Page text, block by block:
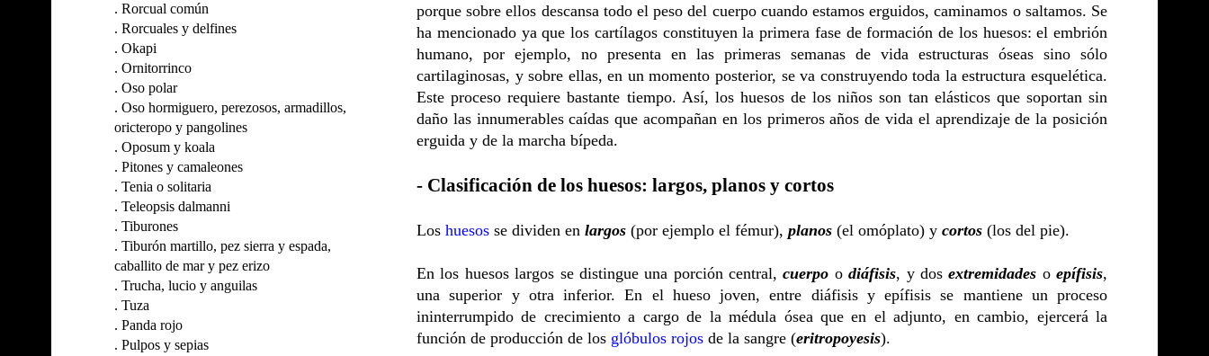
porque sobre ellos descansa todo el peso del cuerpo cuando estamos erguidos, caminamos o saltamos. Se
ha mencionado ya que los cartílagos constituyen la primera fase de formación de los huesos: el embrión
humano, por ejemplo, no presenta en las primeras semanas de vida estructuras óseas sino sólo
cartilaginosas, y sobre ellas, en un momento posterior, se va construyendo toda la estructura esquelética.
Este proceso requiere bastante tiempo. Así, los huesos de los niños son tan elásticos que soportan sin
daño las innumerables caídas que acompañan en los primeros años de vida el aprendizaje de la posición
erguida y de la marcha bípeda.
- Clasificación de los huesos: largos, planos y cortos
Los huesos se dividen en largos (por ejemplo el fémur), planos (el omóplato) y cortos (los del pie).
En los huesos largos se distingue una porción central,cuerpo odiáfisis, y dosextremidades o epífisis,
una superior y otra inferior. En el hueso joven, entre diáfisis y epífisis se mantiene un proceso
ininterrumpido de crecimiento a cargo de la médula ósea que en el adjunto, en cambio, ejercerá la
función de producción de los glóbulos rojos de la sangre (eritropoyesis).
. Rorcual común
. Rorcuales y delfines
. Okapi
. Ornitorrinco
. Oso polar
. Oso hormiguero, perezosos, armadillos,
oricteropo y pangolines
. Oposum y koala
. Pitones y camaleones
. Tenia o solitaria
. Teleopsis dalmanni
. Tiburones
. Tiburón martillo, pez sierra y espada,
caballito de mar y pez erizo
. Trucha, lucio y anguilas
. Tuza
. Panda rojo
. Pulpos y sepias